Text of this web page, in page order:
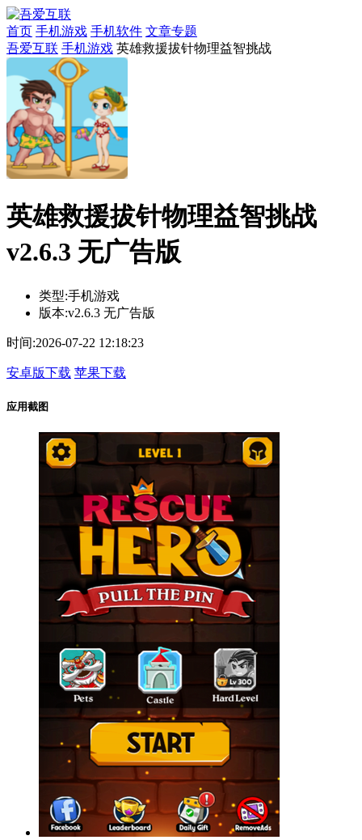
首页 手机游戏 手机软件 文章专题
吾爱互联 手机游戏 英雄救援拔针物理益智挑战
英雄救援拔针物理益智挑战
v2.6.3 无广告版
类型:手机游戏
版本:v2.6.3 无广告版
时间:2026-07-22 12:18:23
安卓版下载 苹果下载
应用截图